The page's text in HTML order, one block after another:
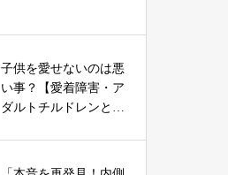
子供を愛せないのは悪
い事？【愛着障害・ア
ダルトチルドレンと育